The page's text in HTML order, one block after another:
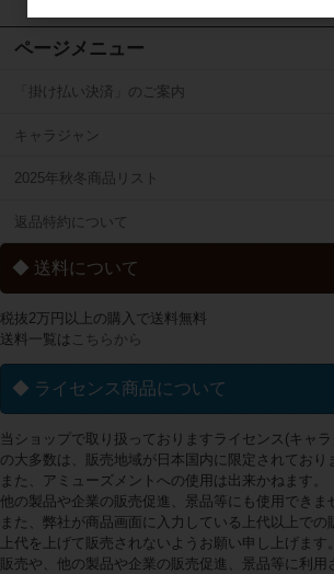
ページメニュー
「掛け払い決済」のご案内
キャラジャン
2025年秋冬商品リスト
返品特約について
◆ 送料について
税抜2万円以上の購入で送料無料
送料一覧は こちらから
◆ ライセンス商品について
当ショップで取り扱っておりますライセンス(キャ
の大多数は、販売地域が日本国内に限定されており
また、アミューズメントへの使用は出来かねます。
他の製品や企業の販売促進、景品等にも使用できま
また、弊社が商品画面に入力している上代以上で
上代を上げて販売されないようお願い申し上げま
販売や、他の製品や企業の販売促進、景品等に利用